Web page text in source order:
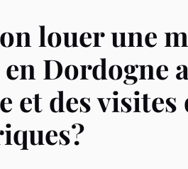
louer une
Dordogne
et des visites